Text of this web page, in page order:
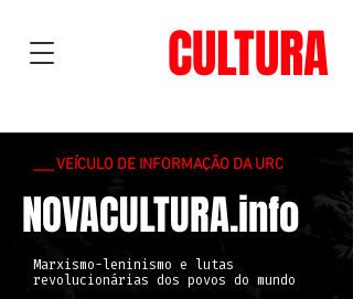
CULTURA
___ VEÍCULO DE INFORMAÇÃO DA URC
NOVACULTURA.info
Marxismo-leninismo e lutas
revolucionárias dos povos do mundo